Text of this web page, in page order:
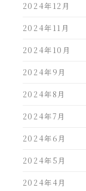
2024年12月
2024年11月
2024年10月
2024年9月
2024年8月
2024年7月
2024年6月
2024年5月
2024年4月